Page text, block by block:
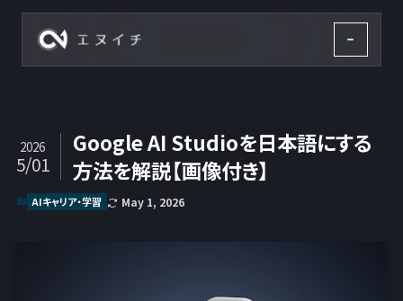
Google AI Studioを日本語にする
方法を解説【画像付き】
2026
5/01
AIキャリア・学習 May 1, 2026